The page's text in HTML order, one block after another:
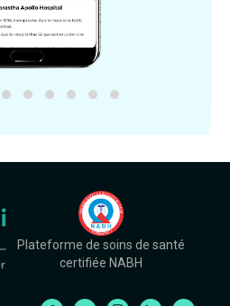
Plateforme de soins de santé
certifiée NABH